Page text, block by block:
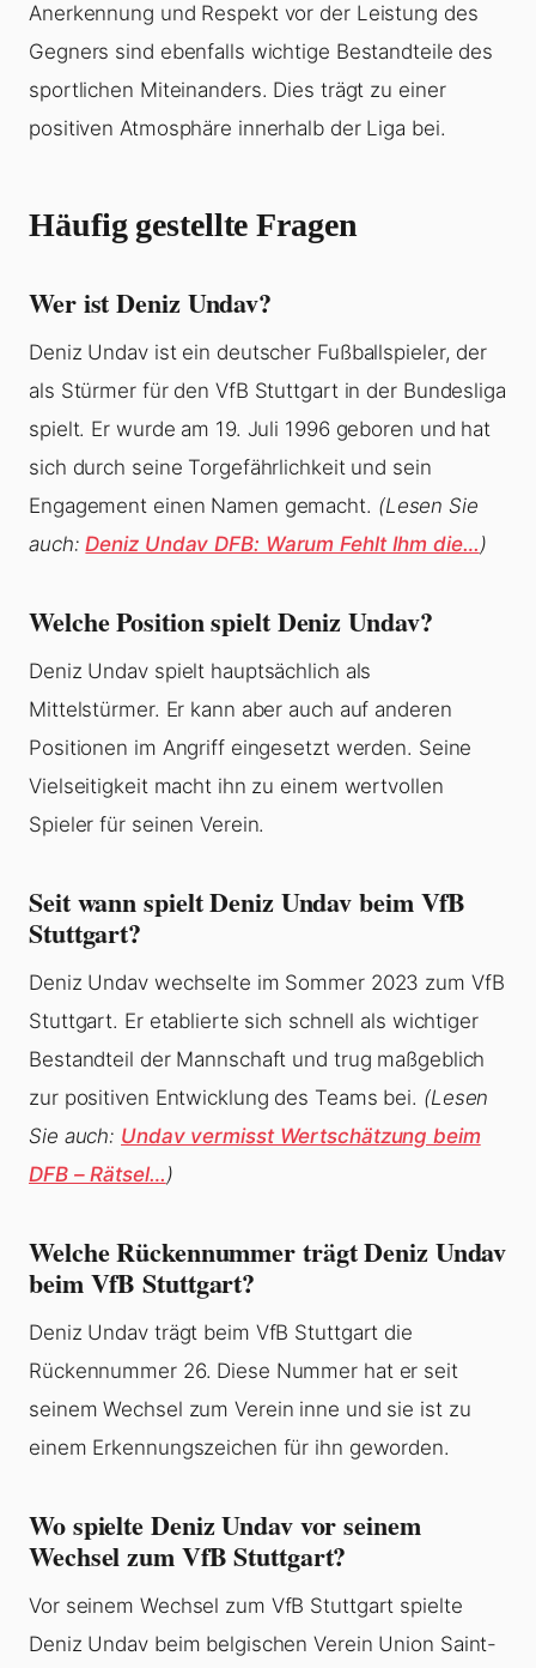
Anerkennung und Respekt vor der Leistung des
Gegners sind ebenfalls wichtige Bestandteile des
sportlichen Miteinanders. Dies trägt zu einer
positiven Atmosphäre innerhalb der Liga bei.
Häufig gestellte Fragen
Wer ist Deniz Undav?
Deniz Undav ist ein deutscher Fußballspieler, der
als Stürmer für den VfB Stuttgart in der Bundesliga
spielt. Er wurde am 19. Juli 1996 geboren und hat
sich durch seine Torgefährlichkeit und sein
Engagement einen Namen gemacht. (Lesen Sie
auch:Deniz Undav DFB: Warum Fehlt Ihm die…)
Welche Position spielt Deniz Undav?
Deniz Undav spielt hauptsächlich als
Mittelstürmer. Er kann aber auch auf anderen
Positionen im Angriff eingesetzt werden. Seine
Vielseitigkeit macht ihn zu einem wertvollen
Spieler für seinen Verein.
Seit wann spielt Deniz Undav beim VfB
Stuttgart?
Deniz Undav wechselte im Sommer 2023 zum VfB
Stuttgart. Er etablierte sich schnell als wichtiger
Bestandteil der Mannschaft und trug maßgeblich
zur positiven Entwicklung des Teams bei. (Lesen
Sie auch: Undav vermisst Wertschätzung beim
DFB – Rätsel…)
Welche Rückennummer trägt Deniz Undav
beim VfB Stuttgart?
Deniz Undav trägt beim VfB Stuttgart die
Rückennummer 26. Diese Nummer hat er seit
seinem Wechsel zum Verein inne und sie ist zu
einem Erkennungszeichen für ihn geworden.
Wo spielte Deniz Undav vor seinem
Wechsel zum VfB Stuttgart?
Vor seinem Wechsel zum VfB Stuttgart spielte
Deniz Undav beim belgischen Verein Union Saint-